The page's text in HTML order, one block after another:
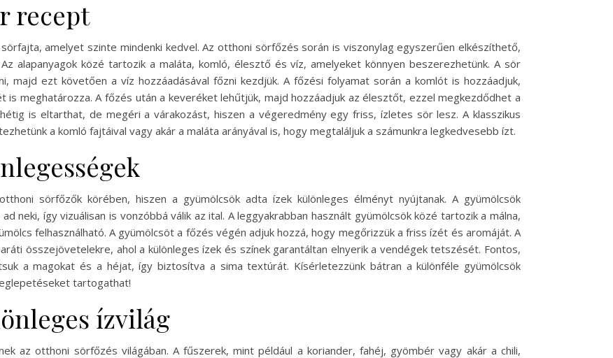
recept
amelyet szinte mindenki kedvel. Az otthoni sörfőzés során is viszonylag egyszerűen elkészíthető,
alapanyagok közé tartozik a maláta, komló, élesztő és víz, amelyeket könnyen beszerezhetünk. A sör
majd ezt követően a víz hozzáadásával főzni kezdjük. A főzési folyamat során a komlót is hozzáadjuk,
is meghatározza. A főzés után a keveréket lehűtjük, majd hozzáadjuk az élesztőt, ezzel megkezdődhet a
is eltarthat, de megéri a várakozást, hiszen a végeredmény egy friss, ízletes sör lesz. A klasszikus
a komló fajtáival vagy akár a maláta arányával is, hogy megtaláljuk a számunkra legkedvesebb ízt.
sörfőzők körében, hiszen a gyümölcsök adta ízek különleges élményt nyújtanak. A gyümölcsök
neki, így vizuálisan is vonzóbbá válik az ital. A leggyakrabban használt gyümölcsök közé tartozik a málna,
felhasználható. A gyümölcsöt a főzés végén adjuk hozzá, hogy megőrizzük a friss ízét és aromáját. A
összejövetelekre, ahol a különleges ízek és színek garantáltan elnyerik a vendégek tetszését. Fontos,
a magokat és a héjat, így biztosítva a sima textúrát. Kísérletezzünk bátran a különféle gyümölcsök
tartogathat!
ízvilág
az otthoni sörfőzés világában. A fűszerek, mint például a koriander, fahéj, gyömbér vagy akár a chili,